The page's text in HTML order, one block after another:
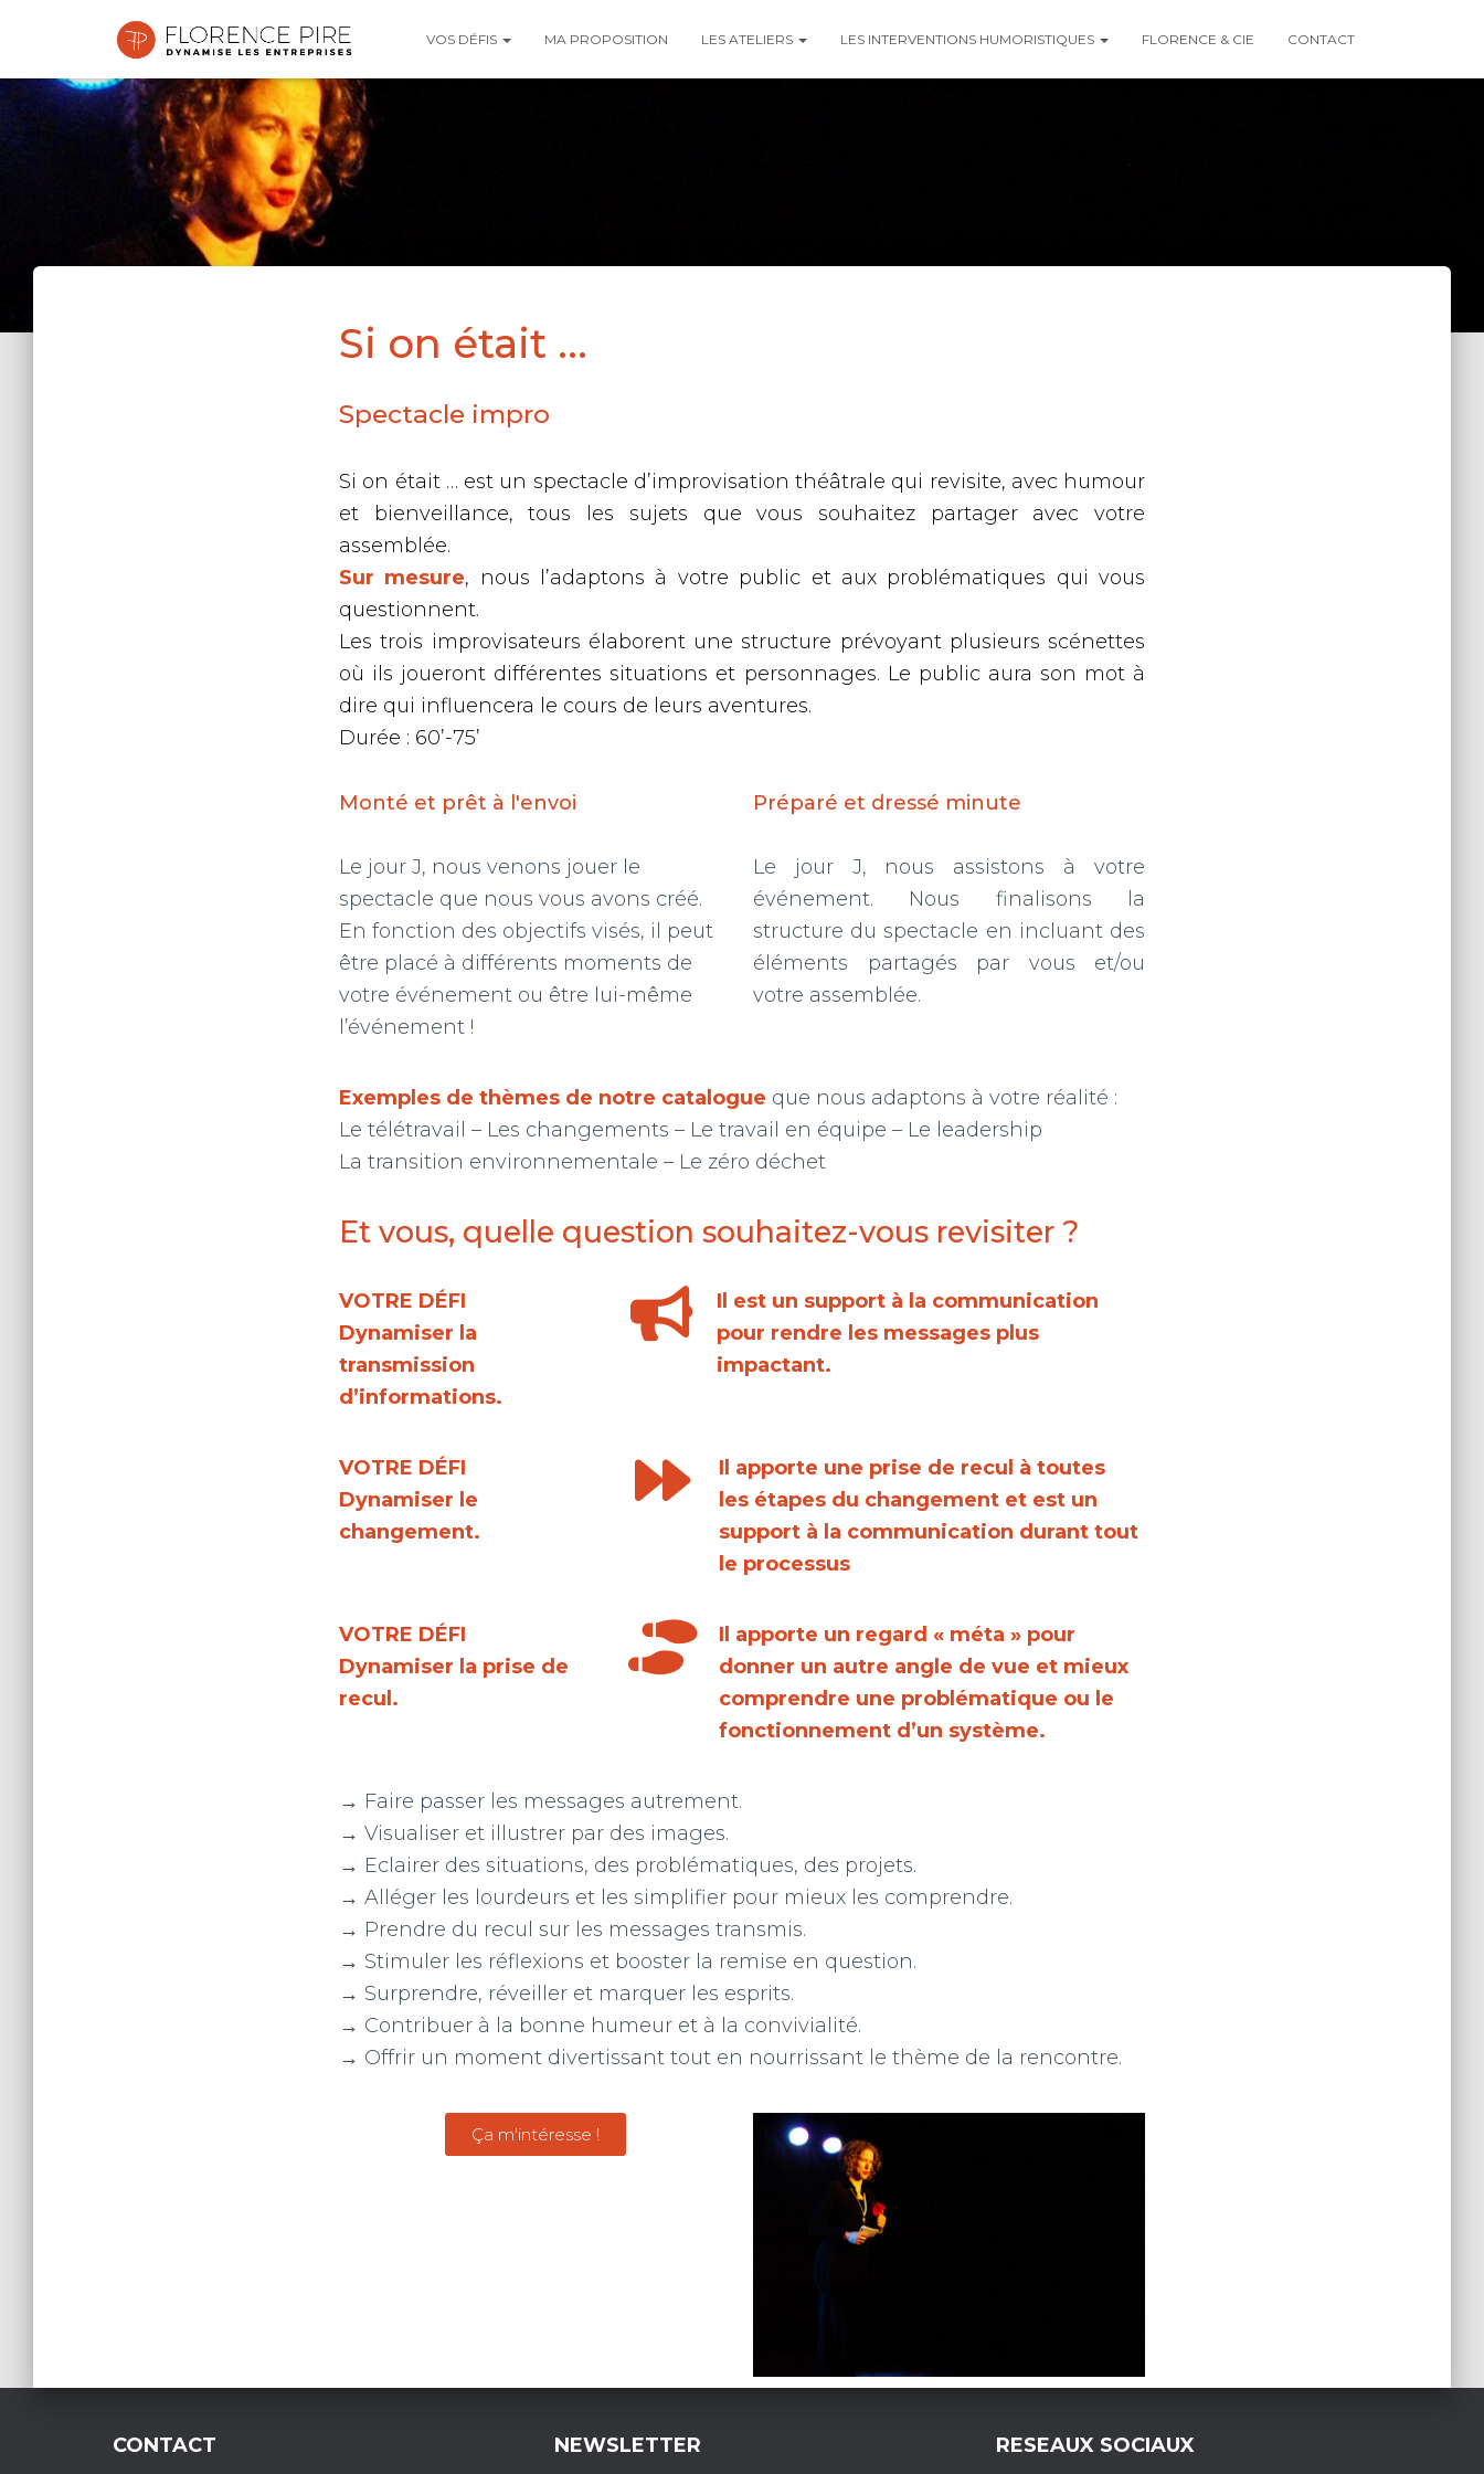
VOS DÉFIS MA PROPOSITION LES ATELIERS LES INTERVENTIONS HUMORISTIQUES FLORENCE & CIE CONTACT
Si on était ...
Spectacle impro
Si on était … est un spectacle d’improvisation théâtrale qui revisite, avec humour
et bienveillance, tous les sujets que vous souhaitez partager avec votre
assemblée.
Sur mesure, nous l’adaptons à votre public et aux problématiques qui vous
questionnent.
Les trois improvisateurs élaborent une structure prévoyant plusieurs scénettes
où ils joueront différentes situations et personnages. Le public aura son mot à
dire qui influencera le cours de leurs aventures.
Durée : 60’-75’
Monté et prêt à l'envoi
Le jour J, nous venons jouer le
spectacle que nous vous avons créé.
En fonction des objectifs visés, il peut
être placé à différents moments de
votre événement ou être lui-même
l’événement !
Préparé et dressé minute
Le jour J, nous assistons à votre
événement. Nous finalisons la
structure du spectacle en incluant des
éléments partagés par vous et/ou
votre assemblée.
Exemples de thèmes de notre catalogue que nous adaptons à votre réalité :
Le télétravail – Les changements – Le travail en équipe – Le leadership
La transition environnementale – Le zéro déchet
Et vous, quelle question souhaitez-vous revisiter ?
VOTRE DÉFI
Dynamiser la
transmission
d’informations.
Il est un support à la communication
pour rendre les messages plus
impactant.
VOTRE DÉFI
Dynamiser le
changement.
Il apporte une prise de recul à toutes
les étapes du changement et est un
support à la communication durant tout
le processus
VOTRE DÉFI
Dynamiser la prise de
recul.
Il apporte un regard « méta » pour
donner un autre angle de vue et mieux
comprendre une problématique ou le
fonctionnement d’un système.
→ Faire passer les messages autrement.
→ Visualiser et illustrer par des images.
→ Eclairer des situations, des problématiques, des projets.
→ Alléger les lourdeurs et les simplifier pour mieux les comprendre.
→ Prendre du recul sur les messages transmis.
→ Stimuler les réflexions et booster la remise en question.
→ Surprendre, réveiller et marquer les esprits.
→ Contribuer à la bonne humeur et à la convivialité.
→ Offrir un moment divertissant tout en nourrissant le thème de la rencontre.
Ça m'intéresse !
CONTACT NEWSLETTER RESEAUX SOCIAUX